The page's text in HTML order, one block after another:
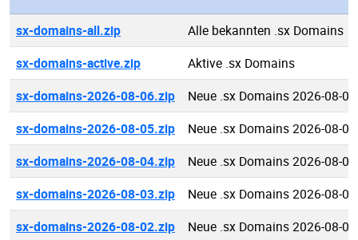
sx-domains-all.zip
Alle bekannten .sx Domains
sx-domains-active.zip
Aktive .sx Domains
sx-domains-2026-08-06.zip
Neue .sx Domains 2026-08-06
sx-domains-2026-08-05.zip
Neue .sx Domains 2026-08-05
sx-domains-2026-08-04.zip
Neue .sx Domains 2026-08-04
sx-domains-2026-08-03.zip
Neue .sx Domains 2026-08-03
sx-domains-2026-08-02.zip
Neue .sx Domains 2026-08-02